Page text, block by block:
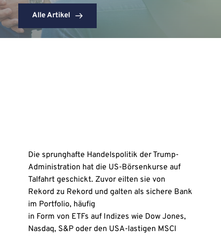
Alle Artikel
Die sprunghafte Handelspolitik der Trump-
Administration hat die US-Börsenkurse auf
Talfahrt geschickt. Zuvor eilten sie von
Rekord zu Rekord und galten als sichere Bank
im Portfolio, häufig
in Form von ETFs auf Indizes wie Dow Jones,
Nasdaq, S&P oder den USA-lastigen MSCI